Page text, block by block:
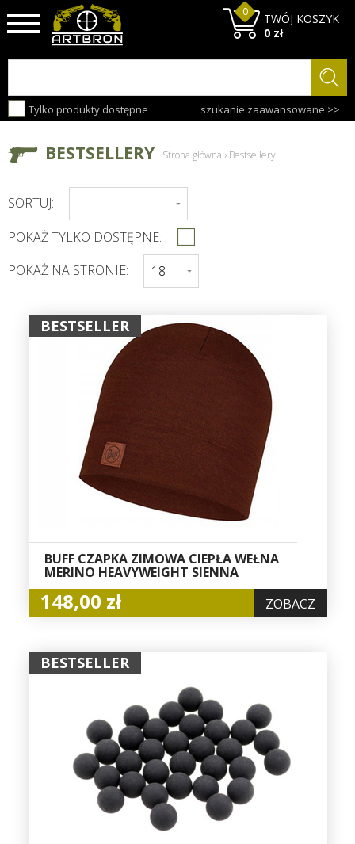
Tylko produkty dostępne szukanie zaawansowane >>
TWÓJ KOSZYK
0
0 zł
BESTSELLERY Strona główna › Bestsellery
SORTUJ:
POKAŻ TYLKO DOSTĘPNE:
POKAŻ NA STRONIE:
BESTSELLER
BUFF CZAPKA ZIMOWA CIEPŁA WEŁNA
MERINO HEAVYWEIGHT SIENNA
148,00 zł ZOBACZ
BESTSELLER